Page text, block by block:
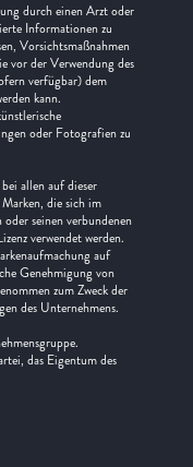
durch einen Arzt oder
Informationen zu
Vorsichtsmaßnahmen
vor der Verwendung des
verfügbar) dem
kann.
oder Fotografien zu
allen auf dieser
die sich im
seinen verbundenen
verwendet werden.
auf
Genehmigung von
zum Zweck der
des Unternehmens.
das Eigentum des